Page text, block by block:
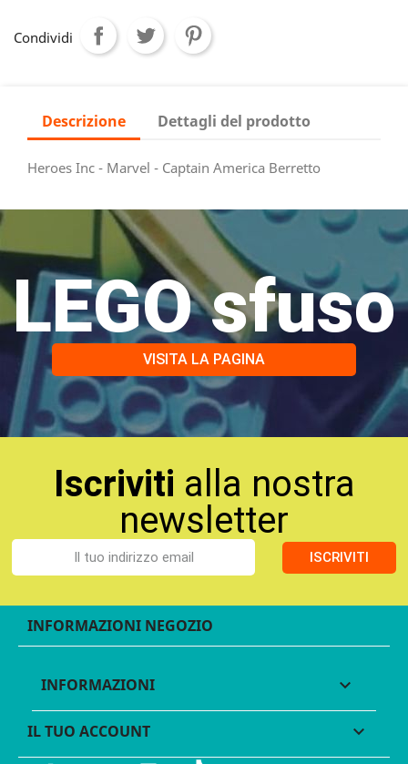
Condividi
Descrizione Dettagli del prodotto
Heroes Inc - Marvel - Captain America Berretto
LEGO sfuso
VISITA LA PAGINA
Iscriviti alla nostra
newsletter
ISCRIVITI
INFORMAZIONI NEGOZIO
INFORMAZIONI 
IL TUO ACCOUNT 